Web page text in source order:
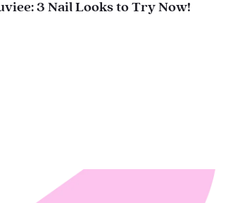
3 Nail Looks to Try Now!